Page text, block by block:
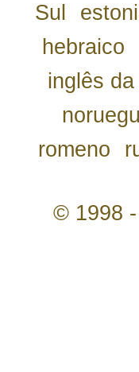
Sul
hebraico
inglês
romeno
© 1998 -